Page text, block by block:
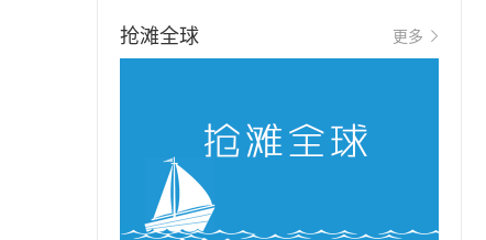
抢滩全球 更多